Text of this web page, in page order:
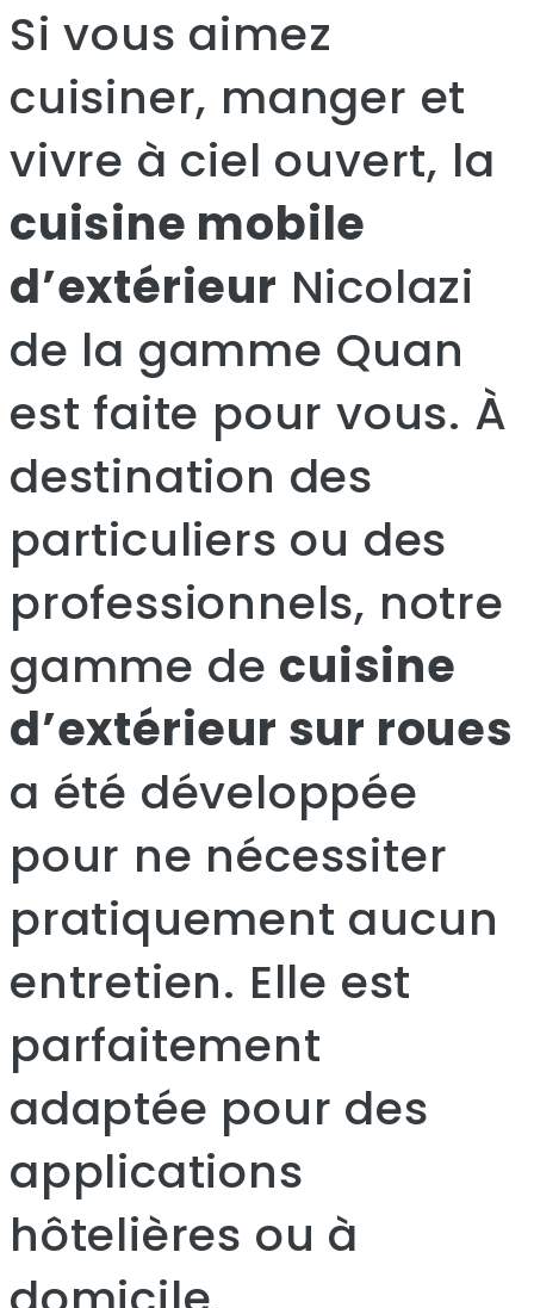
Si vous aimez
cuisiner, manger et
vivre à ciel ouvert, la
cuisine mobile
d’extérieur Nicolazi
de la gamme Quan
est faite pour vous. À
destination des
particuliers ou des
professionnels, notre
gamme de cuisine
d’extérieur sur roues
a été développée
pour ne nécessiter
pratiquement aucun
entretien. Elle est
parfaitement
adaptée pour des
applications
hôtelières ou à